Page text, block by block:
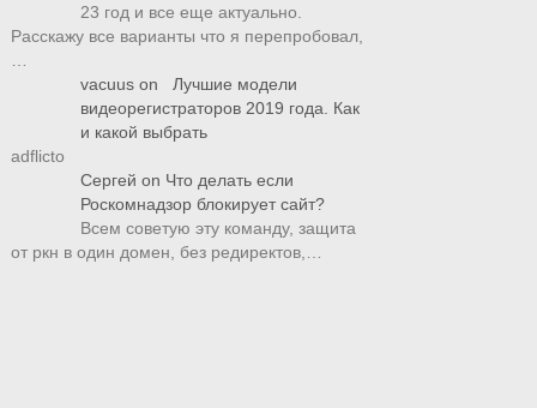
23 год и все еще актуально.
Расскажу все варианты что я перепробовал,
vacuus on
Лучшие модели
видеорегистраторов 2019 года. Как
и какой выбрать
adflicto
Сергей on Что делать если
Роскомнадзор блокирует сайт?
Всем советую эту команду, защита
от ркн в один домен, без редиректов,…